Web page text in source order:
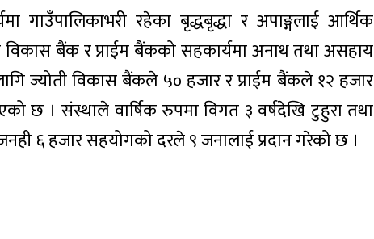
गाउँपालिकाभरी रहेका बृद्धबृद्धा र अपाङ्गलाई आर्थिक
विकास बैंक र प्राईम बैंकको सहकार्यमा अनाथ तथा असहाय
ज्योती विकास बैंकले ५० हजार र प्राईम बैंकले १२ हजार
छ । संस्थाले वार्षिक रुपमा विगत ३ वर्षदेखि टुहुरा तथा
६ हजार सहयोगको दरले ९ जनालाई प्रदान गरेको छ ।